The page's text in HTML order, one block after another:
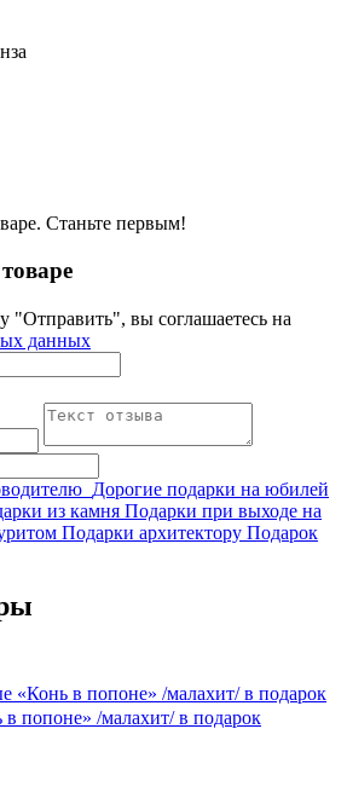
Станьте первым!
"Отправить", вы соглашаетесь на
данных
Дорогие подарки на юбилей
из камня Подарки при выходе на
Подарки архитектору Подарок
попоне» /малахит/ в подарок